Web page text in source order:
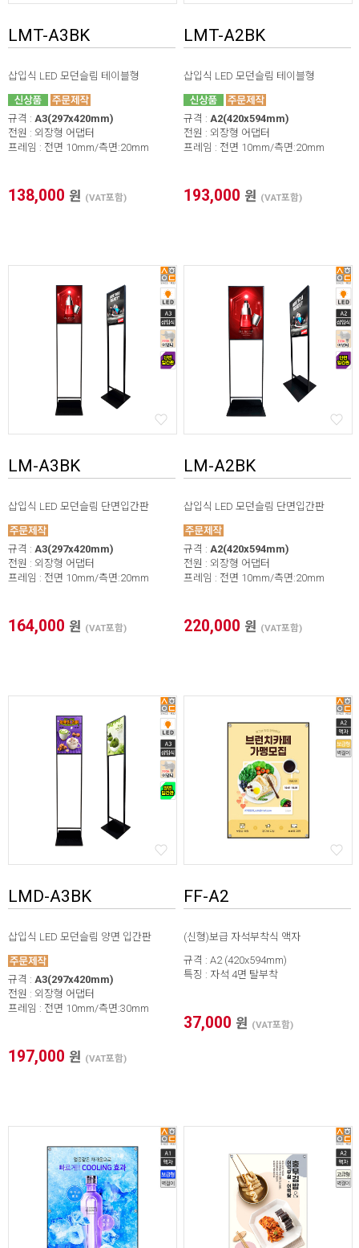
* 본 이미지는 프레임 사이즈 계산을 위한 샘플 이미지입니다.
* 가로(W) X 세로(H) / 기재 사이즈 단위 mm 프레임 사이즈 자
1. 프레임 전면폭 선택
2. 프레임 외곽 사이즈 X
3. 이미지 출력 사이즈 X
LMT-A3BK
삽입식 LED 모던슬림 테이블형
규격 : A3(297x420mm)
전원 : 외장형 어댑터
프레임 : 전면 10mm/측면:20mm
138,000 원 (VAT포함)
LMT-A2BK
삽입식 LED 모던슬림 테이블형
규격 : A2(420x594mm)
전원 : 외장형 어댑터
프레임 : 전면 10mm/측면:20mm
193,000 원 (VAT포함)
LM-A3BK
삽입식 LED 모던슬림 단면입간판
규격 : A3(297x420mm)
전원 : 외장형 어댑터
프레임 : 전면 10mm/측면:20mm
164,000 원 (VAT포함)
LM-A2BK
삽입식 LED 모던슬림 단면입간판
규격 : A2(420x594mm)
전원 : 외장형 어댑터
프레임 : 전면 10mm/측면:20mm
220,000 원 (VAT포함)
LMD-A3BK
삽입식 LED 모던슬림 양면 입간판
규격 : A3(297x420mm)
전원 : 외장형 어댑터
프레임 : 전면 10mm/측면:30mm
197,000 원 (VAT포함)
FF-A2
(신형)보급 자석부착식 액자
규격 : A2 (420x594mm)
특징 : 자석 4면 탈부착
37,000 원 (VAT포함)